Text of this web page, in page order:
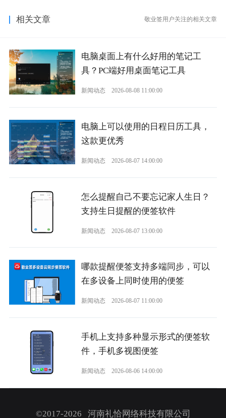
相关文章 敬业签用户关注的相关文章
电脑桌面上有什么好用的笔记工
具？PC端好用桌面笔记工具
新闻动态 2026-08-08 11:00:00
电脑上可以使用的日程日历工具，
这款更优秀
新闻动态 2026-08-07 14:00:00
怎么提醒自己不要忘记家人生日？
支持生日提醒的便签软件
新闻动态 2026-08-07 13:00:00
哪款提醒便签支持多端同步，可以
在多设备上同时使用的便签
新闻动态 2026-08-07 11:00:00
手机上支持多种显示形式的便签软
件，手机多视图便签
新闻动态 2026-08-06 14:00:00
©2017-2026 河南礼恰网络科技有限公司